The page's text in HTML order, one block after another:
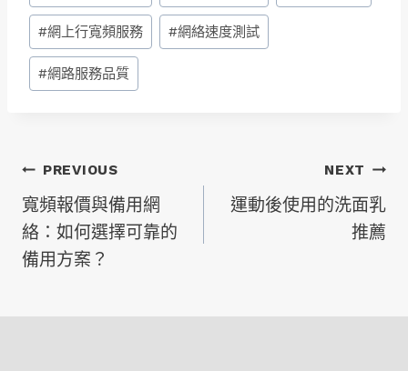
#網上行寬頻服務 #網絡速度測試
#網路服務品質
文
章
導
PREVIOUS
寬頻報價與備用網
絡：如何選擇可靠的
備用方案？
NEXT
運動後使用的洗面乳
推薦